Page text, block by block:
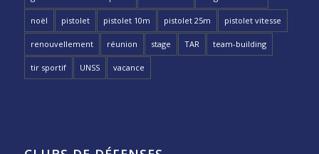
noël pistolet pistolet 10m pistolet 25m pistolet vitesse
renouvellement réunion stage TAR team-building
tir sportif UNSS vacance